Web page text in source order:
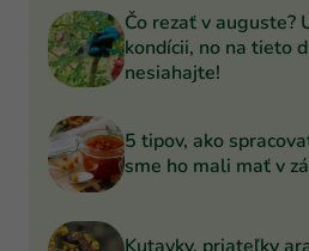
Čo rezať v auguste?
kondícii, no na tieto
nesiahajte!
5 tipov, ako
sme ho mali mať v